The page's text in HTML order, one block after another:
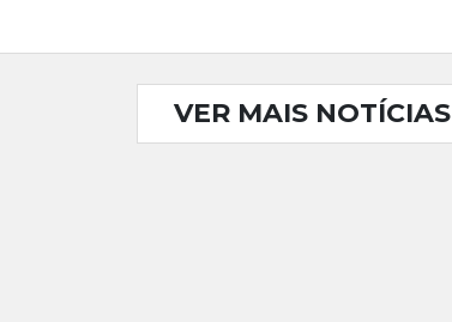
VER MAIS NOTÍCIAS